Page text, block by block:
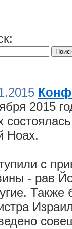
2015
Ноах.
с
- рав
Также